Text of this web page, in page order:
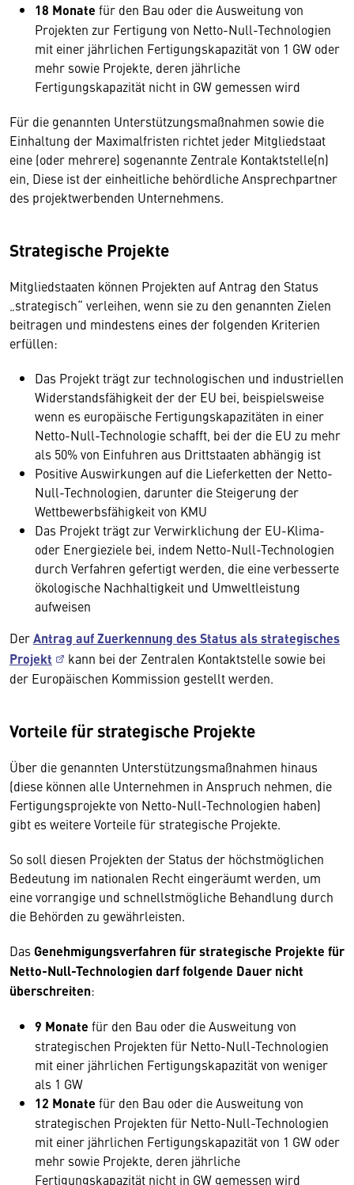
18 Monate für den Bau oder die Ausweitung von
Projekten zur Fertigung von Netto-Null-Technologien
mit einer jährlichen Fertigungskapazität von 1 GW oder
mehr sowie Projekte, deren jährliche
Fertigungskapazität nicht in GW gemessen wird
Für die genannten Unterstützungsmaßnahmen sowie die
Einhaltung der Maximalfristen richtet jeder Mitgliedstaat
eine (oder mehrere) sogenannte Zentrale Kontaktstelle(n)
ein, Diese ist der einheitliche behördliche Ansprechpartner
des projektwerbenden Unternehmens.
Strategische Projekte
Mitgliedstaaten können Projekten auf Antrag den Status
„strategisch“ verleihen, wenn sie zu den genannten Zielen
beitragen und mindestens eines der folgenden Kriterien
erfüllen:
Das Projekt trägt zur technologischen und industriellen
Widerstandsfähigkeit der der EU bei, beispielsweise
wenn es europäische Fertigungskapazitäten in einer
Netto-Null-Technologie schafft, bei der die EU zu mehr
als 50% von Einfuhren aus Drittstaaten abhängig ist
Positive Auswirkungen auf die Lieferketten der Netto-
Null-Technologien, darunter die Steigerung der
Wettbewerbsfähigkeit von KMU
Das Projekt trägt zur Verwirklichung der EU-Klima-
oder Energieziele bei, indem Netto-Null-Technologien
durch Verfahren gefertigt werden, die eine verbesserte
ökologische Nachhaltigkeit und Umweltleistung
aufweisen
DerAntrag auf Zuerkennung des Status als strategisches
Projekt
kann bei der Zentralen Kontaktstelle sowie bei
der Europäischen Kommission gestellt werden.
Vorteile für strategische Projekte
Über die genannten Unterstützungsmaßnahmen hinaus
(diese können alle Unternehmen in Anspruch nehmen, die
Fertigungsprojekte von Netto-Null-Technologien haben)
gibt es weitere Vorteile für strategische Projekte.
So soll diesen Projekten der Status der höchstmöglichen
Bedeutung im nationalen Recht eingeräumt werden, um
eine vorrangige und schnellstmögliche Behandlung durch
die Behörden zu gewährleisten.
Das Genehmigungsverfahren für strategische Projekte für
Netto-Null-Technologien darf folgende Dauer nicht
überschreiten:
9 Monate für den Bau oder die Ausweitung von
strategischen Projekten für Netto-Null-Technologien
mit einer jährlichen Fertigungskapazität von weniger
als 1 GW
12 Monate für den Bau oder die Ausweitung von
strategischen Projekten für Netto-Null-Technologien
mit einer jährlichen Fertigungskapazität von 1 GW oder
mehr sowie Projekte, deren jährliche
Fertigungskapazität nicht in GW gemessen wird